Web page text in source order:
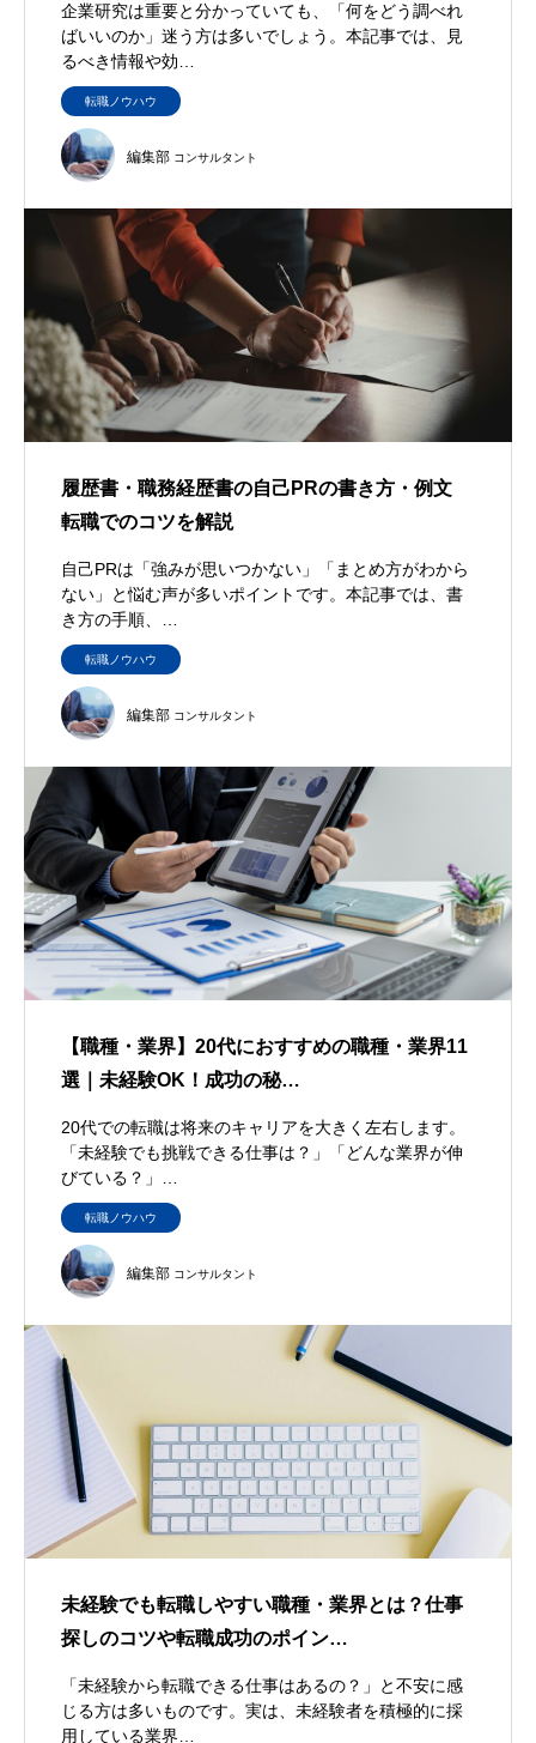
企業研究は重要と分かっていても、「何をどう調べれ
ばいいのか」迷う方は多いでしょう。本記事では、見
るべき情報や効…
転職ノウハウ
編集部 コンサルタント
履歴書・職務経歴書の自己PRの書き方・例文
転職でのコツを解説
自己PRは「強みが思いつかない」「まとめ方がわから
ない」と悩む声が多いポイントです。本記事では、書
き方の手順、…
転職ノウハウ
編集部 コンサルタント
【職種・業界】20代におすすめの職種・業界11
選｜未経験OK！成功の秘…
20代での転職は将来のキャリアを大きく左右します。
「未経験でも挑戦できる仕事は？」「どんな業界が伸
びている？」…
転職ノウハウ
編集部 コンサルタント
未経験でも転職しやすい職種・業界とは？仕事
探しのコツや転職成功のポイン…
「未経験から転職できる仕事はあるの？」と不安に感
じる方は多いものです。実は、未経験者を積極的に採
用している業界…